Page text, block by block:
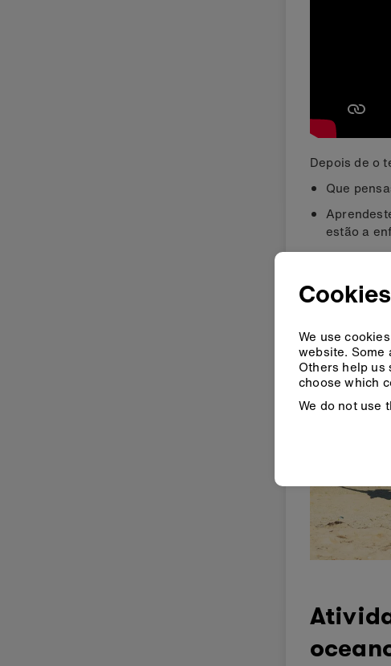
Depois de o
Que
estão a
Alguma
We use
website.
Others help us
choose which
We do not use